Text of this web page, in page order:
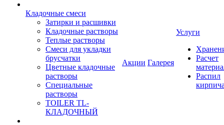
Кладочные смеси
Затирки и расшивки
Кладочные растворы
Теплые растворы
Смеси для укладки
брусчатки
Цветные кладочные
растворы
Специальные
растворы
TOILER TL-
КЛАДОЧНЫЙ
Акции Галерея
Услуги
Расчет
Распил